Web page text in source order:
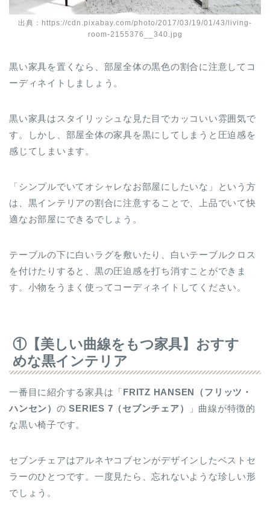
出典：https://cdn.pixabay.com/photo/2017/03/19/01/43/living-
room-2155376__340.jpg
黒い家具を置くなら、部屋全体の黒色の割合に注意してコ
ーディネイトしましょう。
黒い家具はスタイリッシュな見た目でカッコいい雰囲気で
す。しかし、部屋全体の家具を黒にしてしまうと圧迫感を
感じてしまいます。
「シンプルでいてオシャレなお部屋にしたいな」という方
は、黒インテリアの割合に注意することで、上品でいて快
適なお部屋にできるでしょう。
テーブルの下に白いラグを敷いたり、白いテーブルクロス
を付けたりすると、黒の圧迫感を打ち消すことができま
す。小物をうまく使ってコーディネイトしてください。
①【美しい曲線をもつ家具】おすす
めな黒インテリア
一番目に紹介する家具は「FRITZ HANSEN
（フリッツ・
ハンセン） の SERIES 7（セブンチェア）
」曲線が特徴的
な黒い椅子です。
セブンチェアはアルネヤコブセンがデザインしたベストセ
ラーのひとつです。一度見たら、忘れないような珍しい形
でしょう。